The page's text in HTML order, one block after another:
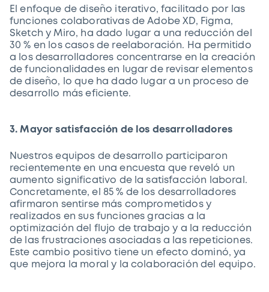
El enfoque de diseño iterativo, facilitado por las
funciones colaborativas de Adobe XD, Figma,
Sketch y Miro, ha dado lugar a una reducción del
30 % en los casos de reelaboración. Ha permitido
a los desarrolladores concentrarse en la creación
de funcionalidades en lugar de revisar elementos
de diseño, lo que ha dado lugar a un proceso de
desarrollo más eficiente.
3. Mayor satisfacción de los desarrolladores
Nuestros equipos de desarrollo participaron
recientemente en una encuesta que reveló un
aumento significativo de la satisfacción laboral.
Concretamente, el 85 % de los desarrolladores
afirmaron sentirse más comprometidos y
realizados en sus funciones gracias a la
optimización del flujo de trabajo y a la reducción
de las frustraciones asociadas a las repeticiones.
Este cambio positivo tiene un efecto dominó, ya
que mejora la moral y la colaboración del equipo.